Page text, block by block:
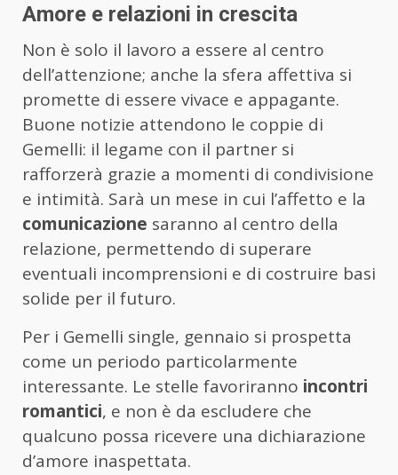
Amore e relazioni in crescita
Non è solo il lavoro a essere al centro
dell’attenzione; anche la sfera affettiva si
promette di essere vivace e appagante.
Buone notizie attendono le coppie di
Gemelli: il legame con il partner si
rafforzerà grazie a momenti di condivisione
e intimità. Sarà un mese in cui l’affetto e la
comunicazione saranno al centro della
relazione, permettendo di superare
eventuali incomprensioni e di costruire basi
solide per il futuro.
Per i Gemelli single, gennaio si prospetta
come un periodo particolarmente
interessante. Le stelle favoriranno incontri
romantici, e non è da escludere che
qualcuno possa ricevere una dichiarazione
d’amore inaspettata.